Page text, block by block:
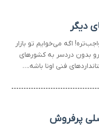
دیگر
اگه می‌خوایم تو بازار
بدون دردسر به کشورهای
فنی اونا باشه.…
پرفروش